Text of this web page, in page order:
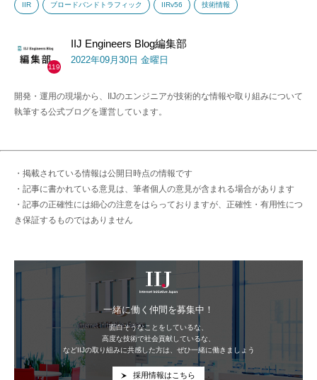
IIR ブロードバンドトラフィック IIRv56 技術情報
119
IIJ Engineers Blog編集部
2022年09月30日 金曜日
開発・運用の現場から、IIJのエンジニアが技術的な情報や取り組みについて
執筆する公式ブログを運営しています。
・掲載されている情報は公開日時点の情報です
・記事に書かれている意見は、筆者個人の意見が含まれる場合があります
・記事の正確性には細心の注意をはらっておりますが、正確性・有用性につ
き保証するものではありません
IIJ
一緒に働く仲間を募集中！
面白そうなことをしているな、
高度な技術で社会貢献しているな、
などIIJの取り組みに共感した方は、ぜひ一緒に働きましょう
採用情報はこちら